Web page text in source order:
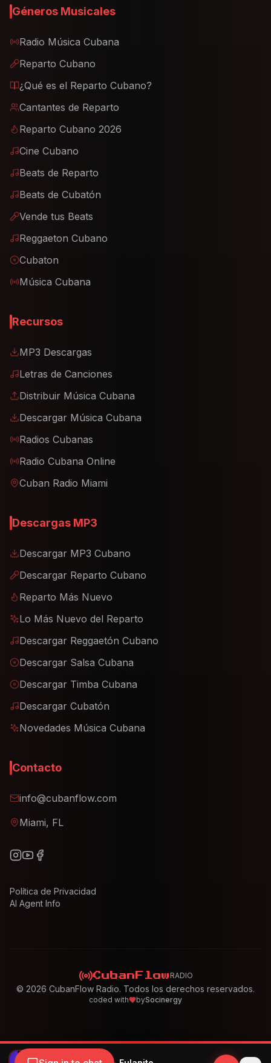
Géneros Musicales
Radio Música Cubana
Reparto Cubano
¿Qué es el Reparto Cubano?
Cantantes de Reparto
Reparto Cubano 2026
Cine Cubano
Beats de Reparto
Beats de Cubatón
Vende tus Beats
Reggaeton Cubano
Cubaton
Música Cubana
Recursos
MP3 Descargas
Letras de Canciones
Distribuir Música Cubana
Descargar Música Cubana
Radios Cubanas
Radio Cubana Online
Cuban Radio Miami
Descargas MP3
Descargar MP3 Cubano
Descargar Reparto Cubano
Reparto Más Nuevo
Lo Más Nuevo del Reparto
Descargar Reggaetón Cubano
Descargar Salsa Cubana
Descargar Timba Cubana
Descargar Cubatón
Novedades Música Cubana
Contacto
info@cubanflow.com
Miami, FL
Política de Privacidad
AI Agent Info
CubanFlow RADIO
© 2026 CubanFlow Radio. Todos los derechos reservados.
coded with bySocinergy